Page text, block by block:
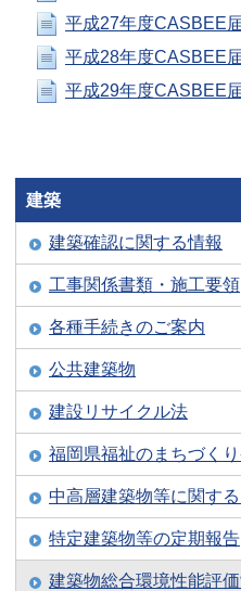
平成27年度CASBEE
平成28年度CASBEE
平成29年度CASBEE
建築
建築確認に関する情報
工事関係書類・施工要領
各種手続きのご案内
公共建築物
建設リサイクル法
福岡県福祉のまちづくり
中高層建築物等に関する
特定建築物等の定期報告
建築物総合環境性能評